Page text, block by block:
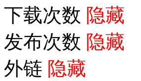
下载次数 隐藏
发布次数 隐藏
外链 隐藏